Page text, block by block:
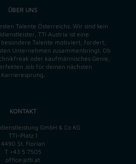
ÜBER UNS
Talente Österreichs. Wir sind kein
TTI Austria ist eine
Talente motiviert, fordert,
Unternehmen zusammenbringt. Ob
oder kaufmännisches Genie,
Job für deinen nächsten
Karrieresprung.
KONTAKT
GmbH & Co KG
TTI-Platz 1
4490 St. Florian
T +43 5 7505
office@tti.at